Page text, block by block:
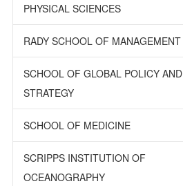
PHYSICAL SCIENCES
RADY SCHOOL OF MANAGEMENT
SCHOOL OF GLOBAL POLICY AND
STRATEGY
SCHOOL OF MEDICINE
SCRIPPS INSTITUTION OF
OCEANOGRAPHY